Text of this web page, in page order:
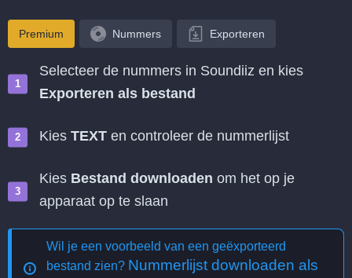
Premium Nummers Exporteren
Selecteer de nummers in Soundiiz en kies
Exporteren als bestand
Kies TEXT en controleer de nummerlijst
Kies Bestand downloaden om het op je
apparaat op te slaan
Wil je een voorbeeld van een geëxporteerd
bestand zien? Nummerlijst downloaden als